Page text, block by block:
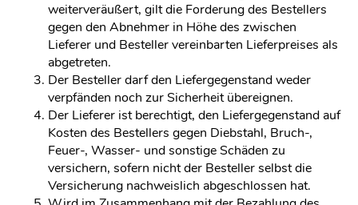
weiterveräußert, gilt die Forderung des Bestellers
gegen den Abnehmer in Höhe des zwischen
Lieferer und Besteller vereinbarten Lieferpreises als
abgetreten.
Der Besteller darf den Liefergegenstand weder
verpfänden noch zur Sicherheit übereignen.
Der Lieferer ist berechtigt, den Liefergegenstand auf
Kosten des Bestellers gegen Diebstahl, Bruch-,
Feuer-, Wasser- und sonstige Schäden zu
versichern, sofern nicht der Besteller selbst die
Versicherung nachweislich abgeschlossen hat.